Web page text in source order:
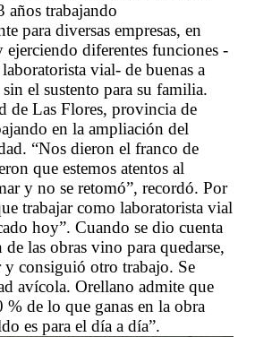
años trabajando
para diversas empresas, en
ejerciendo diferentes funciones -
vial- de buenas a
el sustento para su familia.
de Las Flores, provincia de
en la ampliación del
“Nos dieron el franco de
que estemos atentos al
y no se retomó”, recordó. Por
trabajar como laboratorista vial
hoy”. Cuando se dio cuenta
las obras vino para quedarse,
y consiguió otro trabajo. Se
avícola. Orellano admite que
de lo que ganas en la obra
es para el día a día”.